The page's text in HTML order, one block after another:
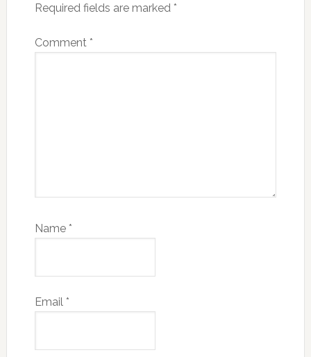
Required fields are marked *
Comment *
Name *
Email *